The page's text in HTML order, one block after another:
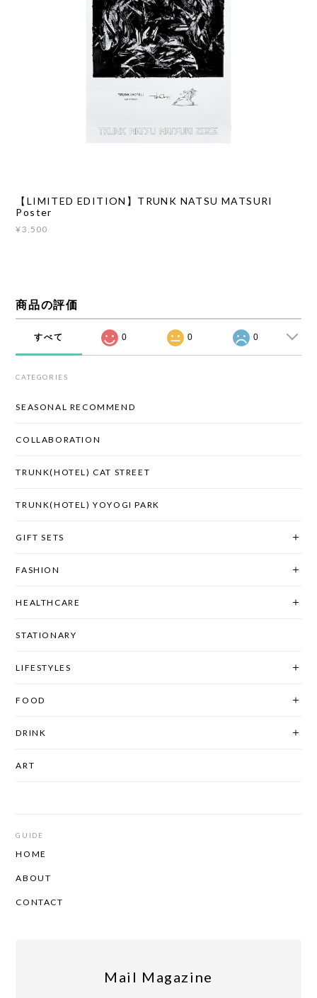
【LIMITED EDITION】TRUNK NATSU MATSURI
Poster
¥3,500
商品の評価
すべて 0 0 0
CATEGORIES
SEASONAL RECOMMEND
COLLABORATION
TRUNK(HOTEL) CAT STREET
TRUNK(HOTEL) YOYOGI PARK
GIFT SETS
FASHION
HEALTHCARE
STATIONARY
LIFESTYLES
FOOD
DRINK
ART
GUIDE
HOME
ABOUT
CONTACT
Mail Magazine